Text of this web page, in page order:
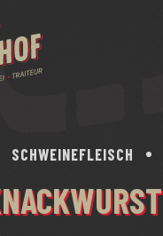
SCHWEINEFLEISCH